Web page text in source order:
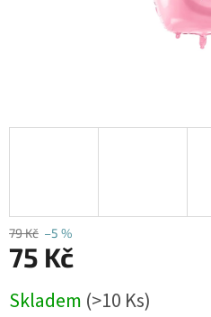
79 Kč –5 %
75 Kč
cena:
Skladem (>10 Ks)